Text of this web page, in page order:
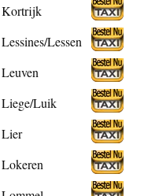
Kortrijk
Lessines/Lessen
Leuven
Liege/Luik
Lier
Lokeren